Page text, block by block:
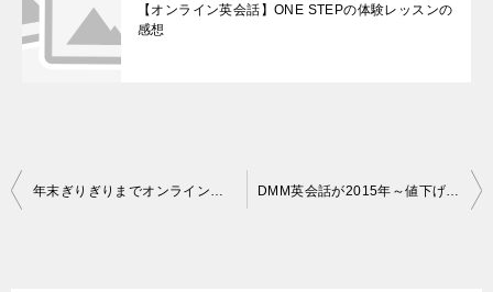
【オンライン英会話】ONE STEPの体験レッスンの
感想
投